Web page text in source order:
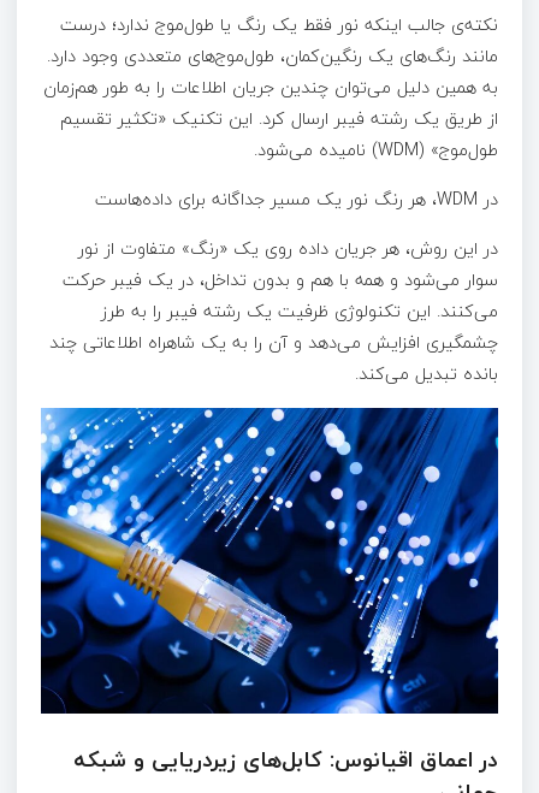
نکته‌ی جالب اینکه نور فقط یک رنگ یا طول‌موج ندارد؛ درست
مانند رنگ‌های یک رنگین‌کمان، طول‌موج‌های متعددی وجود دارد.
به همین دلیل می‌توان چندین جریان اطلاعات را به طور هم‌زمان
از طریق یک رشته فیبر ارسال کرد. این تکنیک «تکثیر تقسیم
طول‌موج» (WDM) نامیده می‌شود.
در WDM، هر رنگ نور یک مسیر جداگانه برای داده‌هاست
در این روش، هر جریان داده روی یک «رنگ» متفاوت از نور
سوار می‌شود و همه با هم و بدون تداخل، در یک فیبر حرکت
می‌کنند. این تکنولوژی ظرفیت یک رشته فیبر را به طرز
چشمگیری افزایش می‌دهد و آن را به یک شاهراه اطلاعاتی چند
بانده تبدیل می‌کند.
در اعماق اقیانوس: کابل‌های زیردریایی و شبکه